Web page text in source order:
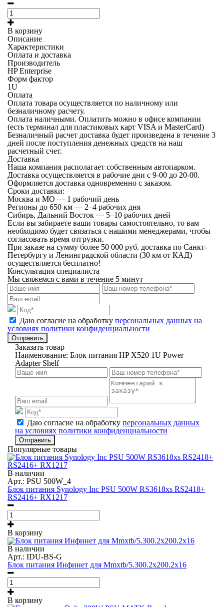
В корзину
Описание
Характеристики
Оплата и доставка
Производитель
HP Enterprise
Форм фактор
1U
Оплата
Оплата товара осуществляется по наличному или
безналичному расчету.
Оплата наличными. Оплатить можно в офисе компании
(есть терминал для пластиковых карт VISA и MasterCard)
Безналичный расчет доставка будет произведена в течение 3
дней после поступления денежных средств на наш
расчетный счет.
Доставка
Наша компания располагает собственным автопарком.
Доставка осуществляется в рабочие дни с 9-00 до 20-00.
Оформляется доставка одновременно с заказом.
Сроки доставки:
Москва и МО — 1 рабочий день
Регионы до 650 км — 2–4 рабочих дня
Сибирь, Дальний Восток — 5–10 рабочих дней
Если вы забираете ваши товары самостоятельно, то вам
необходимо будет связаться с нашими менеджерами, чтобы
согласовать время отгрузки.
При заказе на сумму более 50 000 руб. доставка по Санкт-
Петербургу и Ленинградской области (30 км от КАД)
осуществляется бесплатно!
Консультация специалиста
Мы свяжемся с вами в течение 5 минут
Даю согласие на обработку персональных данных на
условиях политики конфиденциальности
Отправить
Заказать товар
Наименование: Блок питания HP X520 1U Power
Adapter Shelf
Даю согласие на обработку персональных данных
на условиях политики конфиденциальности
Отправить
Популярные товары
В наличии
Арт.: PSU 500W_4
Блок питания Synology Inc PSU 500W RS3618xs RS2418+
RS2416+ RX1217
В корзину
В наличии
Арт.: IDU-BS-G
Блок питания Инфинет для Mmxtb/5.300.2x200.2x16
В корзину